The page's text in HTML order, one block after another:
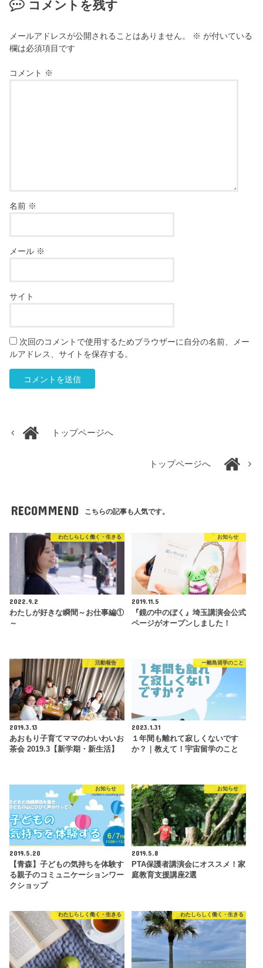
コメントを残す
メールアドレスが公開されることはありません。 ※ が付いている
欄は必須項目です
コメント ※
名前 ※
メール ※
サイト
次回のコメントで使用するためブラウザーに自分の名前、メー
ルアドレス、サイトを保存する。
トップページへ
トップページへ
RECOMMEND こちらの記事も人気です。
わたしらしく働く・生きる
2022.9.2
わたしが好きな瞬間～お仕事編①
～
お知らせ
2019.11.5
『鏡の中のぼく』埼玉講演会公式
ページがオープンしました！
活動報告
2019.3.13
あおもり子育てママのわいわいお
茶会 2019.3【新学期・新生活】
ー離島留学のこと
2023.1.31
１年間も離れて寂しくないです
か？｜教えて！宇宙留学のこと
お知らせ
2019.5.20
【青森】子どもの気持ちを体験す
る親子のコミュニケーションワー
クショップ
お知らせ
2019.5.8
PTA保護者講演会にオススメ！家
庭教育支援講座2選
わたしらしく働く・生きる わたしらしく働く・生きる